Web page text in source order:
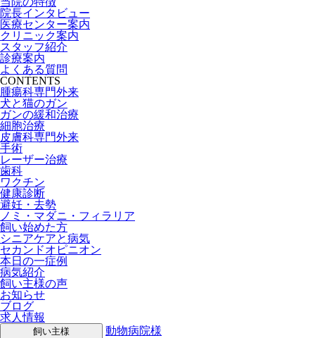
院長インタビュー
医療センター案内
クリニック案内
スタッフ紹介
診療案内
よくある質問
CONTENTS
腫瘍科専門外来
犬と猫のガン
ガンの緩和治療
細胞治療
皮膚科専門外来
手術
レーザー治療
歯科
ワクチン
健康診断
避妊・去勢
ノミ・マダニ・フィラリア
飼い始めた方
シニアケアと病気
セカンドオピニオン
本日の一症例
病気紹介
飼い主様の声
お知らせ
ブログ
求人情報
飼い主様
動物病院様